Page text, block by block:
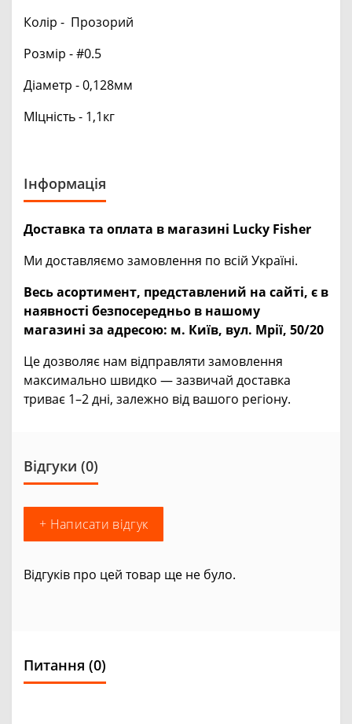
Колір - Прозорий
Розмір - #0.5
Діаметр - 0,128мм
МІцність - 1,1кг
Інформація
Доставка та оплата в магазині Lucky Fisher
Ми доставляємо замовлення по всій Україні.
Весь асортимент, представлений на сайті, є в
наявності безпосередньо в нашому
магазині за адресою: м. Київ, вул. Мрії, 50/20
Це дозволяє нам відправляти замовлення
максимально швидко — зазвичай доставка
триває 1–2 дні, залежно від вашого регіону.
Відгуки (0)
+ Написати відгук
Відгуків про цей товар ще не було.
Питання (0)